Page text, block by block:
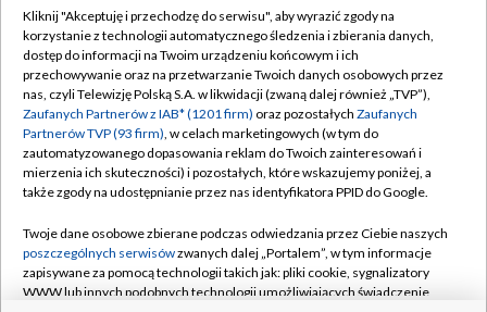
TVP
Abonament TVP
Emisja w TVP
Centrum informacji TVP
Naziemna Telewizja Cyfrowa
Rada Programowa
System NOS
Regulamin TVP
Polityka prywatności
Moje zgody
Pomoc
Kontakt
Kliknij "Akceptuję i przechodzę do serwisu", aby wyrazić zgody na
korzystanie z technologii automatycznego śledzenia i zbierania danych,
dostęp do informacji na Twoim urządzeniu końcowym i ich
przechowywanie oraz na przetwarzanie Twoich danych osobowych przez
nas, czyli Telewizję Polską S.A. w likwidacji (zwaną dalej również „TVP”),
Zaufanych Partnerów z IAB* (1201 firm) oraz pozostałych Zaufanych
Partnerów TVP (93 firm), w celach marketingowych (w tym do
zautomatyzowanego dopasowania reklam do Twoich zainteresowań i
mierzenia ich skuteczności) i pozostałych, które wskazujemy poniżej, a
także zgody na udostępnianie przez nas identyfikatora PPID do Google.
Twoje dane osobowe zbierane podczas odwiedzania przez Ciebie naszych
poszczególnych serwisówzwanych dalej „Portalem”, w tym informacje
zapisywane za pomocą technologii takich jak: pliki cookie, sygnalizatory
WWW lub innych podobnych technologii umożliwiających świadczenie